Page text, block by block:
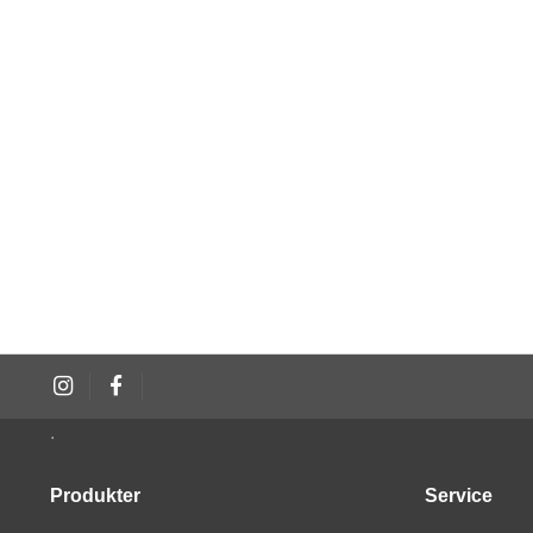
.
Produkter Service